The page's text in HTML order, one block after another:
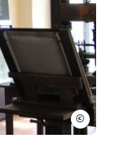
bei der
viele
László
©